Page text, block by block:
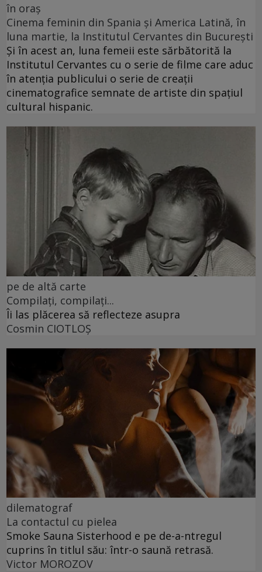
în oraș
Cinema feminin din Spania și America Latină, în
luna martie, la Institutul Cervantes din București
Și în acest an, luna femeii este sărbătorită la
Institutul Cervantes cu o serie de filme care aduc
în atenția publicului o serie de creații
cinematografice semnate de artiste din spațiul
cultural hispanic.
pe de altă carte
Compilați, compilați...
Îi las plăcerea să reflecteze asupra
Cosmin CIOTLOŞ
dilematograf
La contactul cu pielea
Smoke Sauna Sisterhood e pe de-a-ntregul
cuprins în titlul său: într-o saună retrasă.
Victor MOROZOV